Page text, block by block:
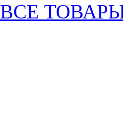
ВСЕ